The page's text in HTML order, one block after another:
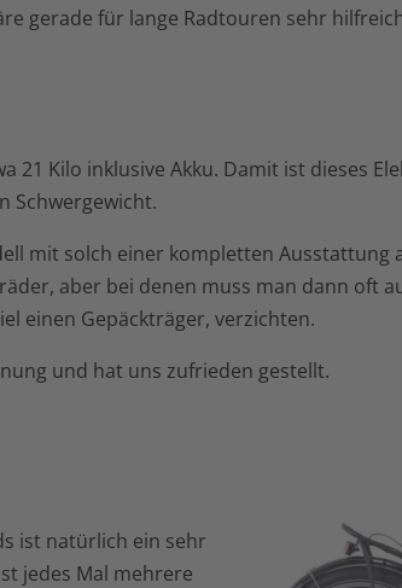
gerade für lange Radtouren sehr
21 Kilo inklusive Akku. Damit ist dieses
Schwergewicht.
mit solch einer kompletten Ausstattung
aber bei denen muss man dann oft
einen Gepäckträger, verzichten.
und hat uns zufrieden gestellt.
ist natürlich ein sehr
jedes Mal mehrere